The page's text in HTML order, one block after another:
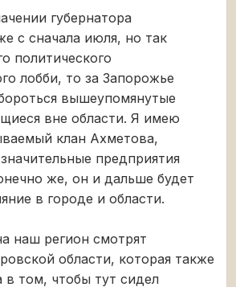
губернатора
с сначала июля, но так
политического
лобби, то за Запорожье
вышеупомянутые
вне области. Я имею
клан Ахметова,
предприятия
же, он и дальше будет
в городе и области.
наш регион смотрят
области, которая также
в том, чтобы тут сидел